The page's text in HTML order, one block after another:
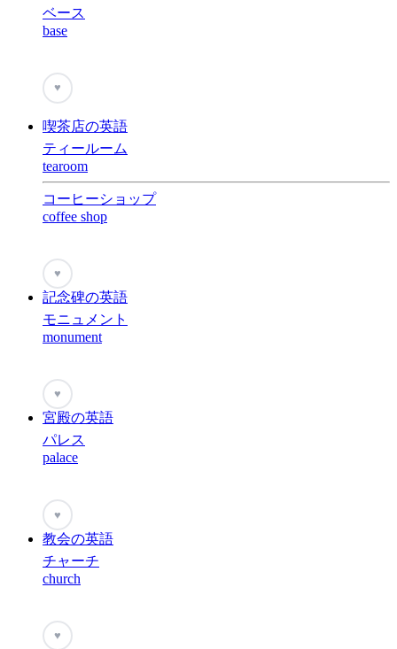
ベース
base
♥
喫茶店の英語
ティールーム
tearoom
コーヒーショップ
coffee shop
♥
記念碑の英語
モニュメント
monument
♥
宮殿の英語
パレス
palace
♥
教会の英語
チャーチ
church
♥